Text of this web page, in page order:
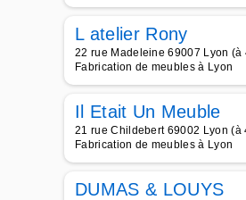
L atelier Rony
22 rue Madeleine 69007 Lyon (à
Fabrication de meubles à Lyon
Il Etait Un Meuble
21 rue Childebert 69002 Lyon (à
Fabrication de meubles à Lyon
DUMAS & LOUYS